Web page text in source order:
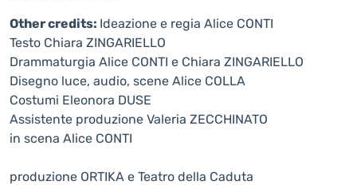
Other credits: Ideazione e regia Alice CONTI
Testo Chiara ZINGARIELLO
Drammaturgia Alice CONTI e Chiara ZINGARIELLO
Disegno luce, audio, scene Alice COLLA
Costumi Eleonora DUSE
Assistente produzione Valeria ZECCHINATO
in scena Alice CONTI
produzione ORTIKA e Teatro della Caduta